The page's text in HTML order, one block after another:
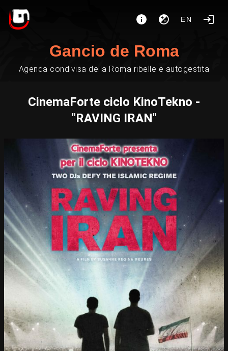
EN
Gancio de Roma
Agenda condivisa della Roma ribelle e autogestita
CinemaForte ciclo KinoTekno -
"RAVING IRAN"